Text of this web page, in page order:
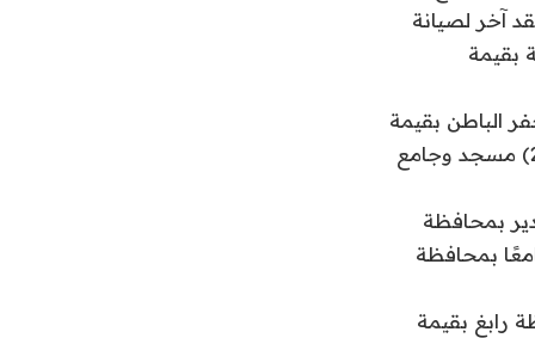
كما تم ترسية عقد آخر لصيانة
بقيمة
بمحافظة حفر الباطن بقيمة
(14,473,978.20) ريال، كما شملت العقود منطقة الجوف بترسية عقد لصيانة (201) مسجد وجامع
بمركز سدير بمحافظة
عقد آخر لصيانة (66) مسجدًا وجامعًا بمحافظة
وجامعًا بمحافظة رابغ بقيمة